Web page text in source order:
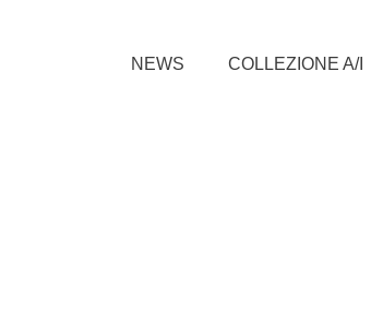
NEWS COLLEZIONE A/I